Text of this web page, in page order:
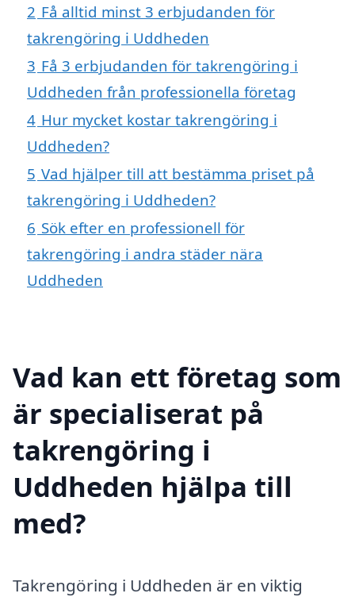
2 Få alltid minst 3 erbjudanden för
takrengöring i Uddheden
3 Få 3 erbjudanden för takrengöring i
Uddheden från professionella företag
4 Hur mycket kostar takrengöring i
Uddheden?
5 Vad hjälper till att bestämma priset på
takrengöring i Uddheden?
6 Sök efter en professionell för
takrengöring i andra städer nära
Uddheden
Vad kan ett företag som
är specialiserat på
takrengöring i
Uddheden hjälpa till
med?
Takrengöring i Uddheden är en viktig